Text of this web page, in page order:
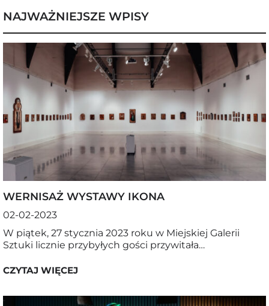
NAJWAŻNIEJSZE WPISY
WERNISAŻ WYSTAWY IKONA
02-02-2023
W piątek, 27 stycznia 2023 roku w Miejskiej Galerii
Sztuki licznie przybyłych gości przywitała…
CZYTAJ WIĘCEJ